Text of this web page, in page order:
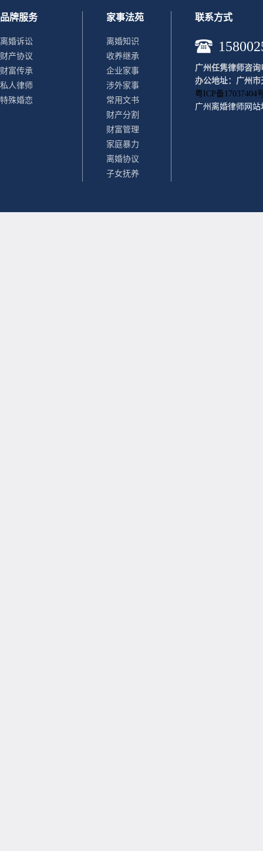
品牌服务 家事法苑 联系方式
离婚诉讼
财产协议
财富传承
私人律师
特殊婚恋
离婚知识
收养继承
企业家事
涉外家事
常用文书
财产分割
财富管理
家庭暴力
离婚协议
子女抚养
广州任隽律师咨询
办公地址：广州市
粤ICP备17037404
广州离婚律师 网站